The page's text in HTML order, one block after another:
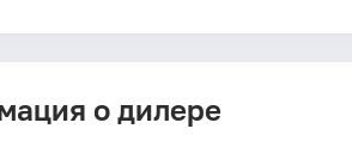
о дилере